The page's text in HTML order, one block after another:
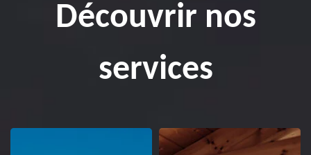
Découvrir nos
services